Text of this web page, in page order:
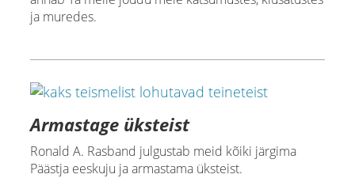
ja muredes.
Armastage üksteist
Ronald A. Rasband julgustab meid kõiki järgima
Päästja eeskuju ja armastama üksteist.